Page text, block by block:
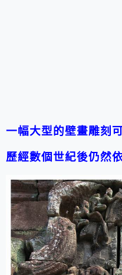
一幅大型的壁畫雕刻
歷經數個世紀後仍然